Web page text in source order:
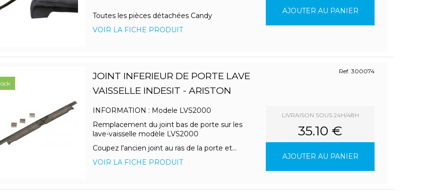
Toutes les pièces détachées Candy
VOIR LA FICHE PRODUIT
AJOUTER AU PANIER
JOINT INFERIEUR DE PORTE LAVE
VAISSELLE INDESIT - ARISTON
Ref. 300074
INFORMATION : Modele LVS2000
Remplacement du joint bas de porte sur les
lave-vaisselle modèle LVS2000
Coupez l'ancien joint au ras de la porte et...
VOIR LA FICHE PRODUIT
LIVRAISON SOUS 24H/48H
35.10 €
AJOUTER AU PANIER